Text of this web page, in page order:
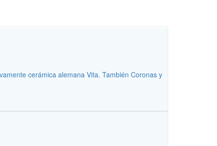
cerámica alemana Vita. También Coronas y